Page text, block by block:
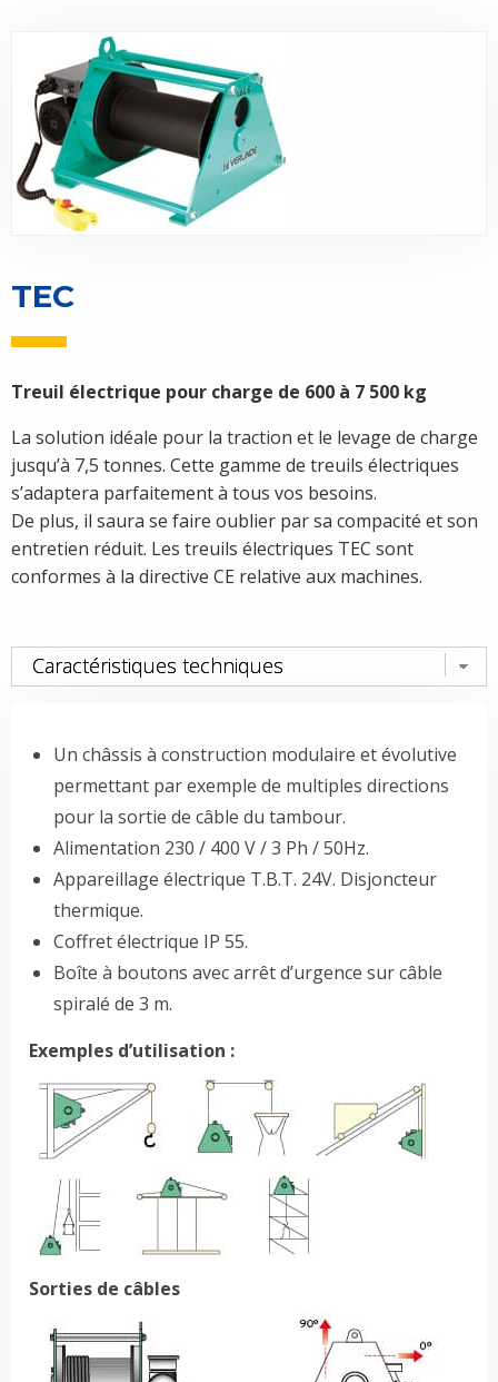
TEC
Treuil électrique pour charge de 600 à 7 500 kg
La solution idéale pour la traction et le levage de charge
jusqu’à 7,5 tonnes. Cette gamme de treuils électriques
s’adaptera parfaitement à tous vos besoins.
De plus, il saura se faire oublier par sa compacité et son
entretien réduit. Les treuils électriques TEC sont
conformes à la directive CE relative aux machines.
Un châssis à construction modulaire et évolutive
permettant par exemple de multiples directions
pour la sortie de câble du tambour.
Alimentation 230 / 400 V / 3 Ph / 50Hz.
Appareillage électrique T.B.T. 24V. Disjoncteur
thermique.
Coffret électrique IP 55.
Boîte à boutons avec arrêt d’urgence sur câble
spiralé de 3 m.
Exemples d’utilisation :
Sorties de câbles